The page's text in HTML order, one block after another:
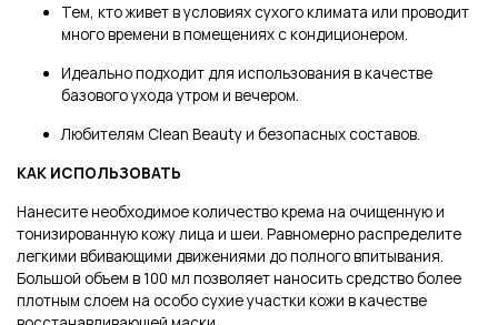
Тем, кто живет в условиях сухого климата или проводит
много времени в помещениях с кондиционером.
Идеально подходит для использования в качестве
базового ухода утром и вечером.
Любителям Clean Beauty и безопасных составов.
КАК ИСПОЛЬЗОВАТЬ
Нанесите необходимое количество крема на очищенную и
тонизированную кожу лица и шеи. Равномерно распределите
легкими вбивающими движениями до полного впитывания.
Большой объем в 100 мл позволяет наносить средство более
плотным слоем на особо сухие участки кожи в качестве